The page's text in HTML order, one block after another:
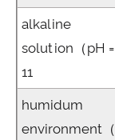
alkaline
solution（pH =
11
humidum
environment（